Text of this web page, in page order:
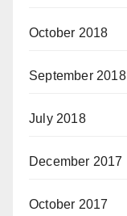
October 2018
September 2018
July 2018
December 2017
October 2017